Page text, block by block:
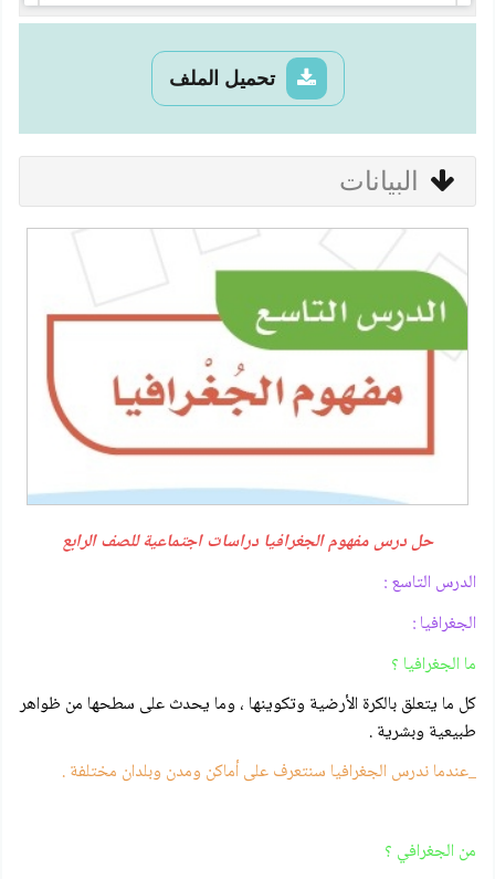
تحميل الملف
البيانات
حل درس مفهوم الجغرافيا دراسات اجتماعية للصف الرابع
الدرس التاسع :
الجغرافيا :
ما الجغرافيا ؟
كل ما يتعلق بالكرة الأرضية وتكوينها ، وما يحدث على سطحها من ظواهر
طبيعية وبشرية .
_عندما ندرس الجغرافيا سنتعرف على أماكن ومدن وبلدان مختلفة .
من الجغرافي ؟